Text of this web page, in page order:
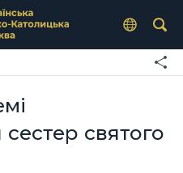
святого